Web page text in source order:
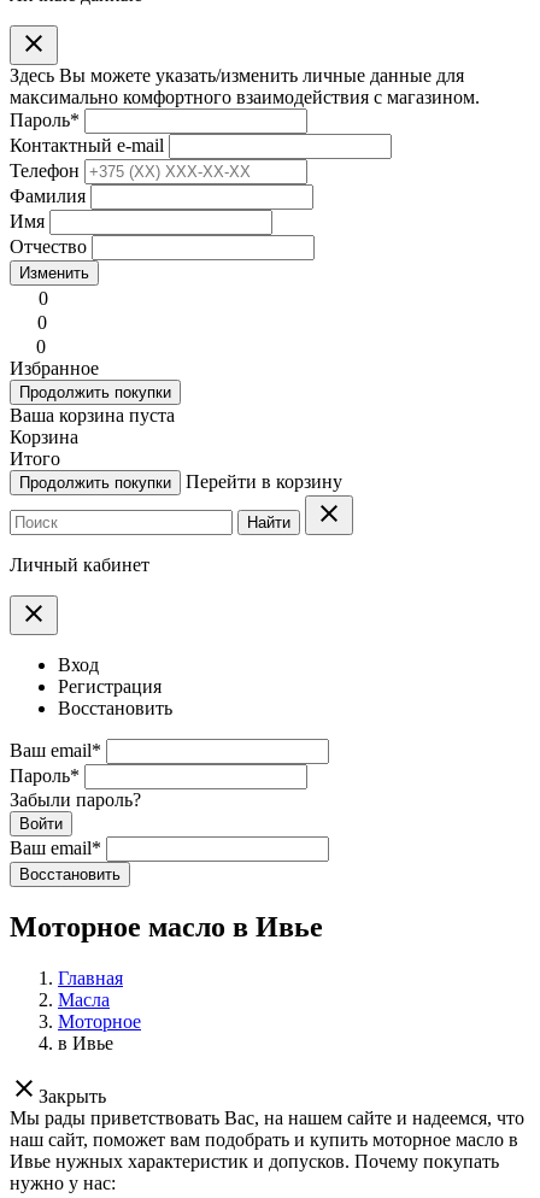
clear
Здесь Вы можете указать/изменить личные данные для
максимально комфортного взаимодействия с магазином.
Пароль*
Контактный e-mail
Телефон
Фамилия
Имя
Отчество
Изменить
0
0
0
Избранное
Продолжить покупки
Ваша корзина пуста
Корзина
Итого
Продолжить покупки Перейти в корзину
Найти clear
Личный кабинет
clear
Вход
Регистрация
Восстановить
Ваш email*
Пароль*
Забыли пароль?
Войти
Ваш email*
Воcстановить
Моторное масло в Ивье
Главная
Масла
Моторное
в Ивье
clear Закрыть
Мы рады приветствовать Вас, на нашем сайте и надеемся, что
наш сайт, поможет вам подобрать и купить моторное масло в
Ивье нужных характеристик и допусков. Почему покупать
нужно у нас: